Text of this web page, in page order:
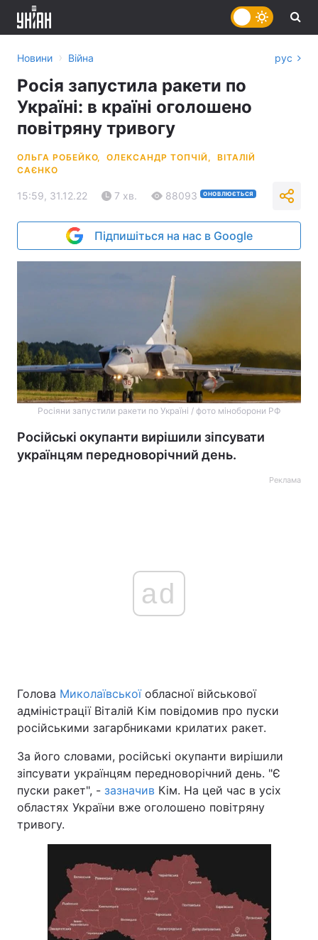
Головна Війна
Україна Політика
Економіка Світ
Спорт Наука
Техно і зв'язок
Інциденти
Здоров'я Туризм
Цікавинки Погода
Новини › Війна рус
Росія запустила ракети по
Україні: в країні оголошено
повітряну тривогу
ОЛЬГА РОБЕЙКО, ОЛЕКСАНДР ТОПЧІЙ,
ВІТАЛІЙ
САЄНКО
15:59, 31.12.22 7 хв. 88093 ОНОВЛЮЄТЬСЯ
Підпишіться на нас в Google
Росіяни запустили ракети по Україні / фото міноборони РФ
Російські окупанти вирішили зіпсувати
українцям передноворічний день.
Реклама
ad
Голова Миколаївськоїобласної військової
адміністрації Віталій Кім повідомив про пуски
російськими загарбниками крилатих ракет.
За його словами, російські окупанти вирішили
зіпсувати українцям передноворічний день. "Є
пуски ракет", - зазначив Кім. На цей час в усіх
областях України вже оголошено повітряну
тривогу.